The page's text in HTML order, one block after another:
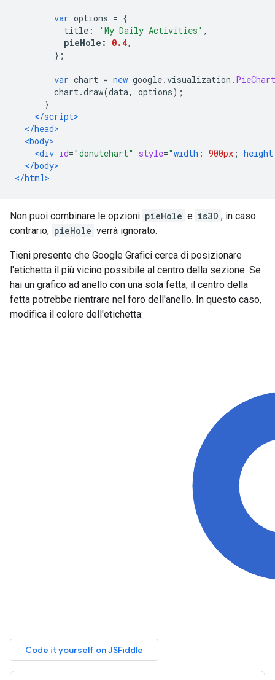
var options = {
title : 'My Daily Activities' ,
pieHole : 0.4,
};
var chart = new google.visualization . PieChart
chart.draw(data, options);
}
</script>
</head>
<body>
<div id="donutchart" style="width : 900px ; height
</body>
</html>
Non puoi combinare le opzioni pieHole e is3D ; in caso
contrario, pieHole verrà ignorato.
Tieni presente che Google Grafici cerca di posizionare
l'etichetta il più vicino possibile al centro della sezione. Se
hai un grafico ad anello con una sola fetta, il centro della
fetta potrebbe rientrare nel foro dell'anello. In questo caso,
modifica il colore dell'etichetta: